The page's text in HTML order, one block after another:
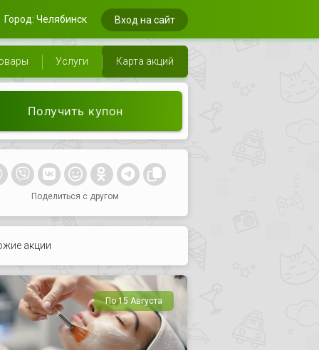
Город: Челябинск Вход на сайт
Услуги Карта акций
Получить купон
Поделиться с другом
акции
По 15 Августа